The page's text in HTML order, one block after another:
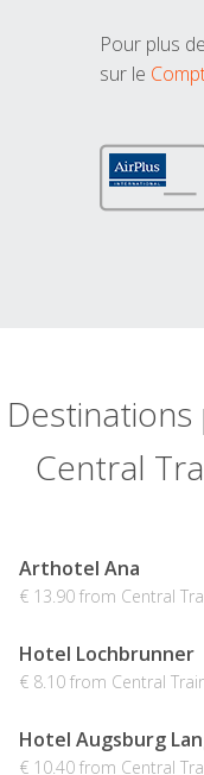
Pour plus
sur le
Central
Arthotel Ana
€ 13.90 from Central
Hotel Lochbrunner
€ 8.10 from Central
Hotel Augsburg
€ 10.40 from Central